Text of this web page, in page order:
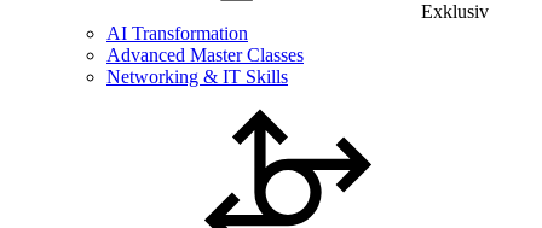
Exklusiv
AI Transformation
Advanced Master Classes
Networking & IT Skills